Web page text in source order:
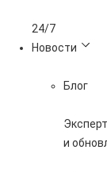
24/7
Новости
Блог
и